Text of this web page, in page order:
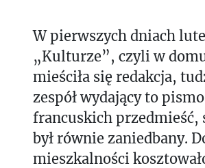
W pierwszych dniach
„Kulturze”, czyli w
mieściła się redakcja,
zespół wydający to
francuskich przedmieść,
był równie zaniedbany.
mieszkalności